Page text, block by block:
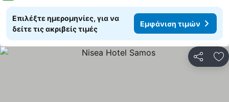
Επιλέξτε ημερομηνίες, για να
δείτε τις ακριβείς τιμές
Εμφάνιση τιμών